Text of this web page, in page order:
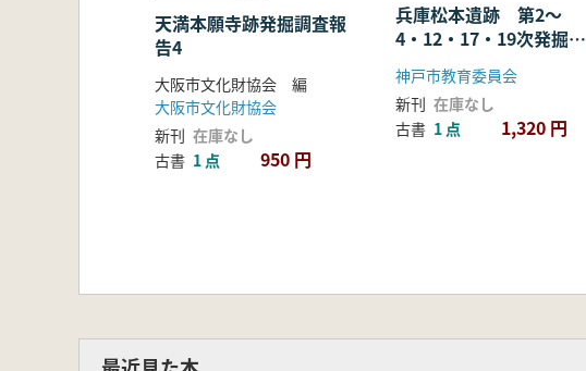
天満本願寺跡発掘調査報
告4
大阪市文化財協会 編
大阪市文化財協会
新刊 在庫なし
古書 1 点 950 円
兵庫松本遺跡 第2〜
4・12・17・19次発掘調
査報告書
神戸市教育委員会
新刊 在庫なし
古書 1 点 1,320 円